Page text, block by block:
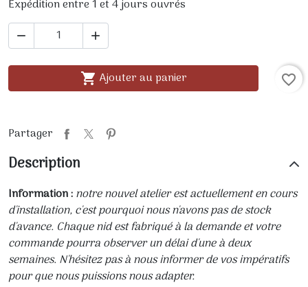
Expédition entre 1 et 4 jours ouvrés
 
 Ajouter au panier favorite_border
Partager
Description
Information :notre nouvel atelier est actuellement en cours
d'installation, c'est pourquoi nous n'avons pas de stock
d'avance. Chaque nid est fabriqué à la demande et votre
commande pourra observer un délai d'une à deux
semaines. N'hésitez pas à nous informer de vos impératifs
pour que nous puissions nous adapter.